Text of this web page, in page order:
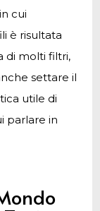
cui
è risultata
di molti filtri,
settare il
utile di
parlare in